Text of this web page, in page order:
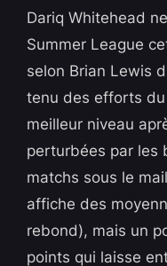
Dariq Whitehead
Summer League
selon Brian Lewis
tenu des efforts
meilleur niveau
perturbées par les
matchs sous le
affiche des
rebond), mais un
points qui laisse